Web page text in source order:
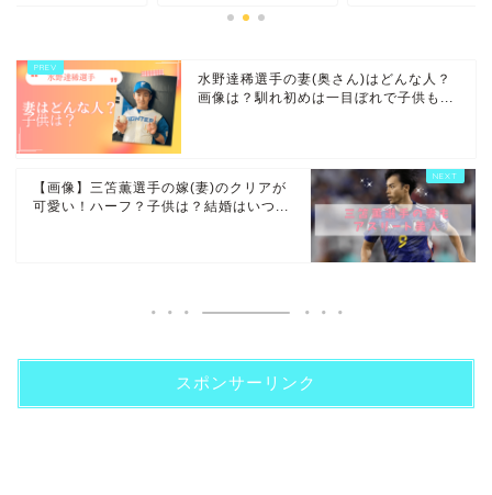
水野達稀選手の妻(奥さん)はどんな人？
画像は？馴れ初めは一目ぼれで子供も...
【画像】三笘薫選手の嫁(妻)のクリアが
可愛い！ハーフ？子供は？結婚はいつ...
スポンサーリンク